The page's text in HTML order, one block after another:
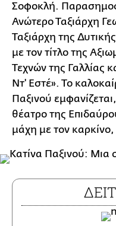
Σοφοκλή.
Ανώτερο Ταξιάρχη
Ταξιάρχη της
με τον τίτλο της
Τεχνών της Γαλλίας
Ντ' Εστέ». Το
Παξινού
θέατρο της
μάχη με τον